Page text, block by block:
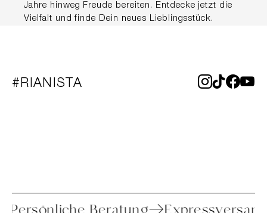
Jahre hinweg Freude bereiten. Entdecke jetzt die
Vielfalt und finde Dein neues Lieblingsstück.
#RIANISTA